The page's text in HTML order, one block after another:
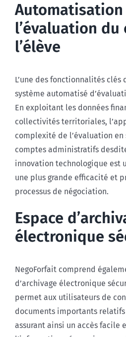
Automatisation
l’évaluation du
l’élève
L’une des fonctionnalités clés
système automatisé
En exploitant les données
collectivités territoriales,
complexité de l’évaluation en
comptes administratifs
innovation technologique est
une plus grande efficacité et
processus de négociation.
Espace
électronique
NegoForfait comprend
d’archivage électronique
permet aux utilisateurs de
documents importants
assurant ainsi un accès facile